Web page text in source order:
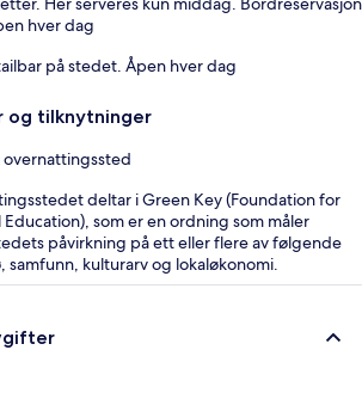
hver dag
på stedet. Åpen hver dag
og tilknytninger
deltar i Green Key (Foundation for
som er en ordning som måler
påvirkning på ett eller flere av følgende
samfunn, kulturarv og lokaløkonomi.